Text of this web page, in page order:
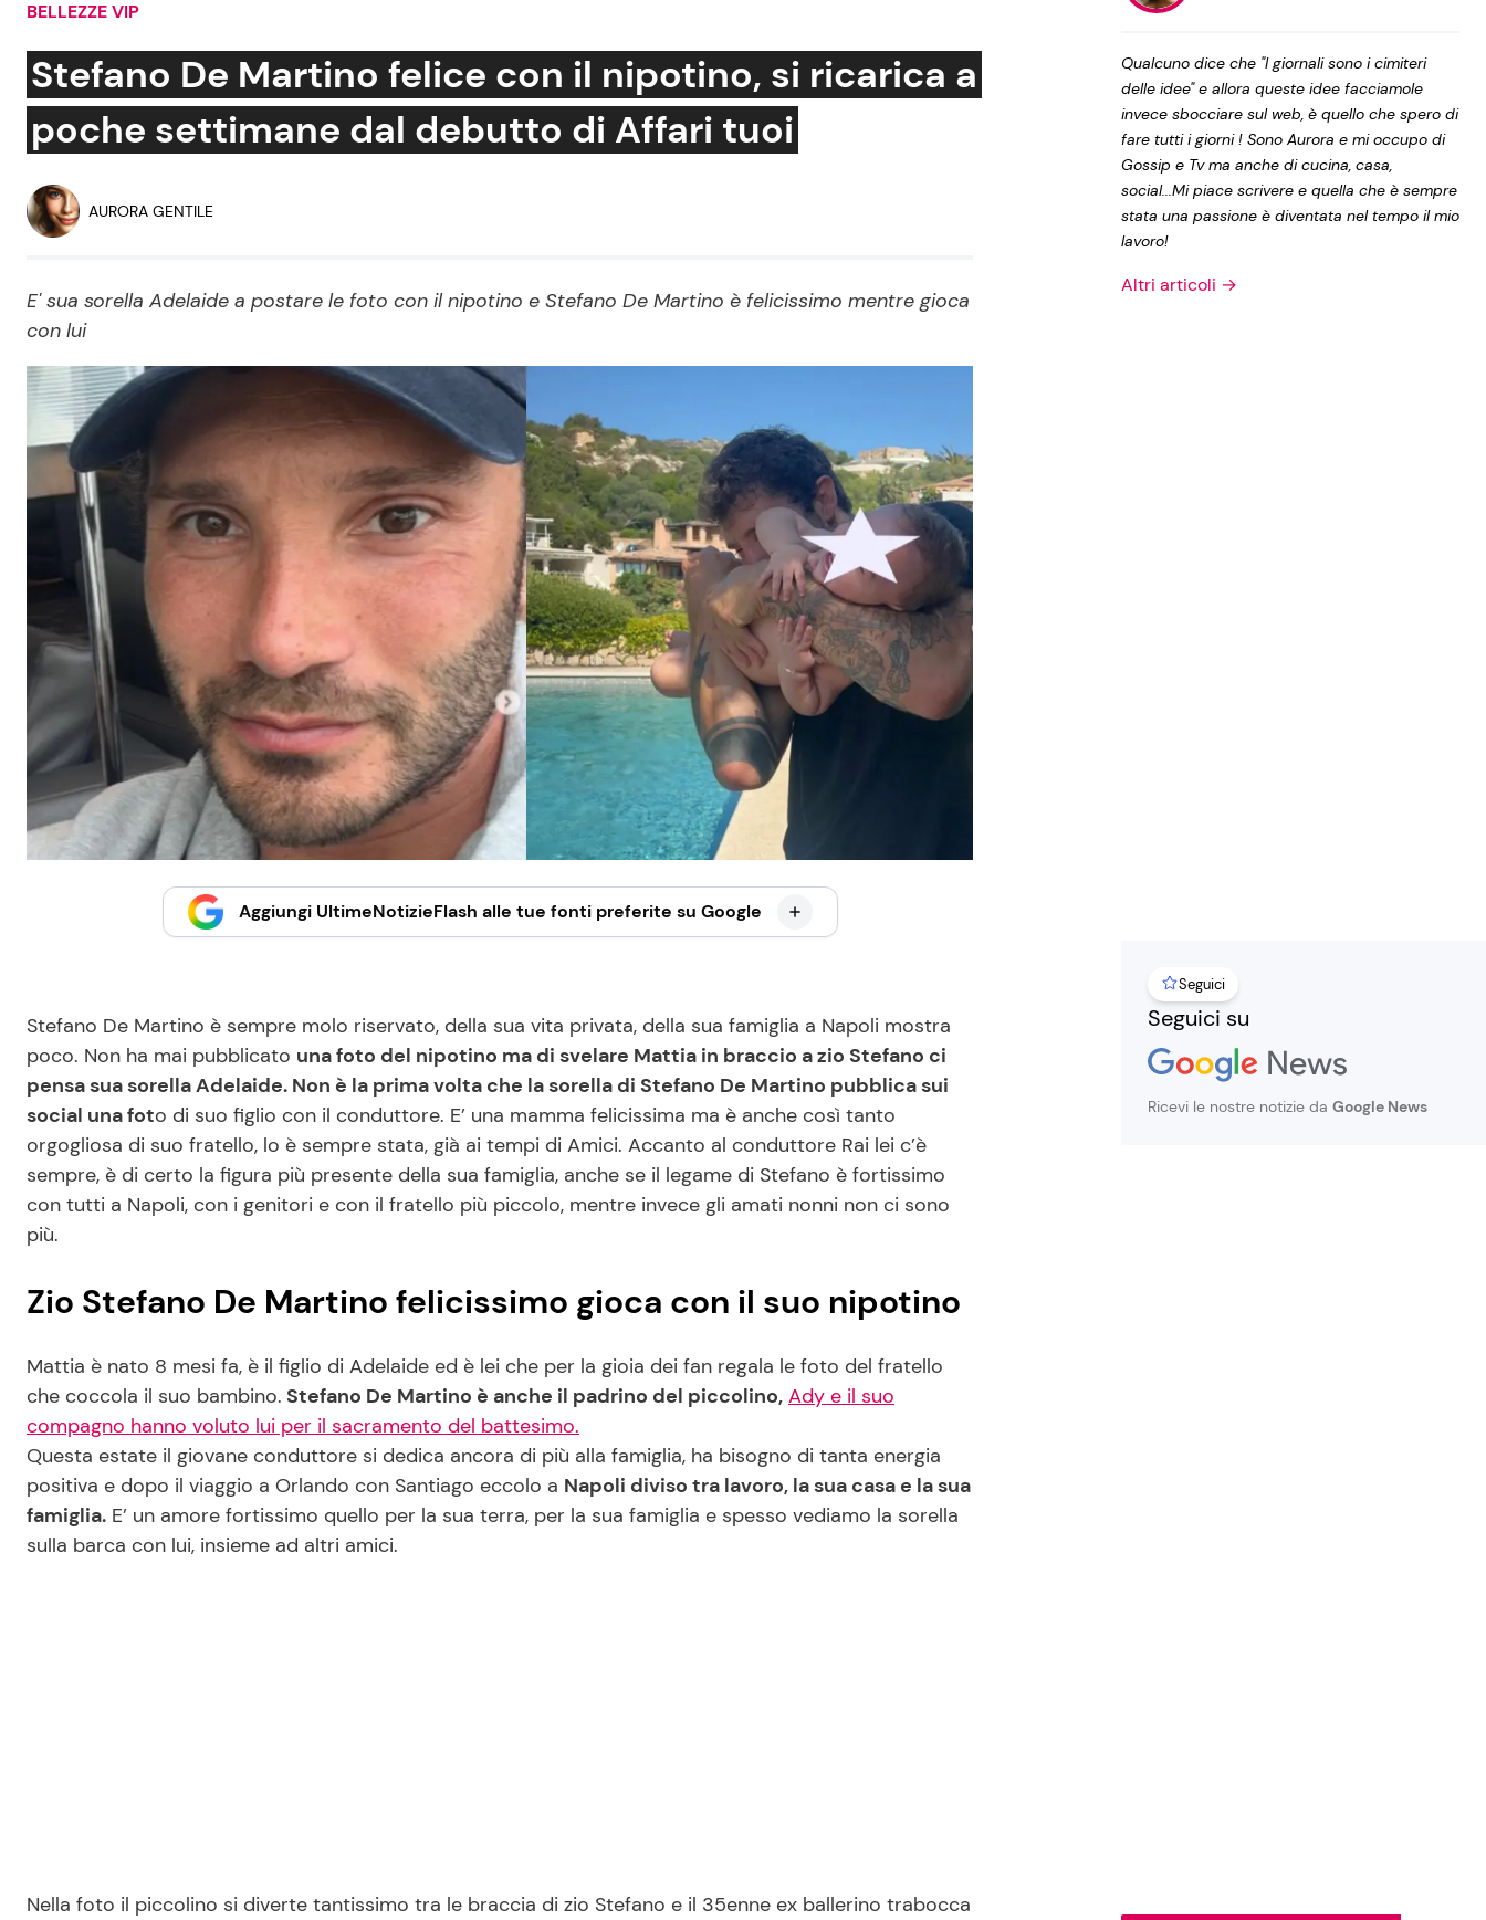
Social News
News dal mondo
Benessere
Mondo Mamma
Salute
Viaggi e Turismo
Festività
Cucina e Ricette
Le Ricette in TV
Ricette Facili e Veloci
Ricette per Bambini
Privacy Policy
BELLEZZE VIP
Stefano De Martino felice con il nipotino, si ricarica a
poche settimane dal debutto di Affari tuoi
AURORA GENTILE
E' sua sorella Adelaide a postare le foto con il nipotino e Stefano De Martino è felicissimo mentre gioca
con lui
Aggiungi UltimeNotizieFlash alle tue fonti preferite su Google
Stefano De Martino è sempre molo riservato, della sua vita privata, della sua famiglia a Napoli mostra
poco. Non ha mai pubblicato una foto del nipotino ma di svelare Mattia in braccio a zio Stefano ci
pensa sua sorella Adelaide. Non è la prima volta che la sorella di Stefano De Martino pubblica sui
social una foto di suo figlio con il conduttore. E’ una mamma felicissima ma è anche così tanto
orgogliosa di suo fratello, lo è sempre stata, già ai tempi di Amici. Accanto al conduttore Rai lei c’è
sempre, è di certo la figura più presente della sua famiglia, anche se il legame di Stefano è fortissimo
con tutti a Napoli, con i genitori e con il fratello più piccolo, mentre invece gli amati nonni non ci sono
più.
Zio Stefano De Martino felicissimo gioca con il suo nipotino
Mattia è nato 8 mesi fa, è il figlio di Adelaide ed è lei che per la gioia dei fan regala le foto del fratello
che coccola il suo bambino. Stefano De Martino è anche il padrino del piccolino, Ady e il suo
compagno hanno voluto lui per il sacramento del battesimo.
Questa estate il giovane conduttore si dedica ancora di più alla famiglia, ha bisogno di tanta energia
positiva e dopo il viaggio a Orlando con Santiago eccolo a Napoli diviso tra lavoro, la sua casa e la sua
famiglia. E’ un amore fortissimo quello per la sua terra, per la sua famiglia e spesso vediamo la sorella
sulla barca con lui, insieme ad altri amici.
Nella foto il piccolino si diverte tantissimo tra le braccia di zio Stefano e il 35enne ex ballerino trabocca
Qualcuno dice che "I giornali sono i cimiteri
delle idee" e allora queste idee facciamole
invece sbocciare sul web, è quello che spero di
fare tutti i giorni ! Sono Aurora e mi occupo di
Gossip e Tv ma anche di cucina, casa,
social...Mi piace scrivere e quella che è sempre
stata una passione è diventata nel tempo il mio
lavoro!
Altri articoli →
Seguici
Seguici su
Ricevi le nostre notizie da Google News